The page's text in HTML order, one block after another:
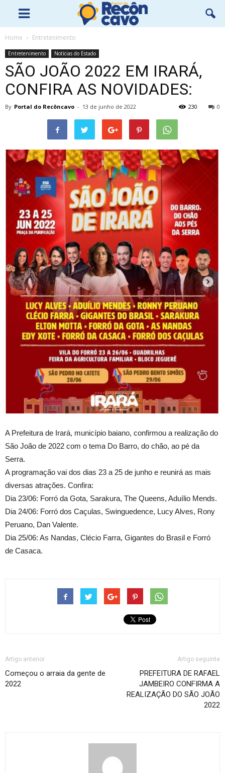
Home Entretenimento
Entretenimento Notícias do Estado
SÃO JOÃO 2022 EM IRARÁ,
CONFIRA AS NOVIDADES:
By Portal do Recôncavo - 13 de junho de 2022 0
230
A Prefeitura de Irará, município baiano, confirmou a realização do
São João de 2022 com o tema Do Barro, do chão, ao pé da
Serra.
A programação vai dos dias 23 a 25 de junho e reunirá as mais
diversas atrações. Confira:
Dia 23/06: Forró da Gota, Sarakura, The Queens, Aduílio Mends.
Dia 24/06: Forró dos Caçulas, Swinguedence, Lucy Alves, Rony
Peruano, Dan Valente.
Dia 25/06: As Nandas, Clécio Farra, Gigantes do Brasil e Forró
de Casaca.
Artigo anterior
Começou o arraia da gente de
2022
Artigo seguinte
PREFEITURA DE RAFAEL
JAMBEIRO CONFIRMA A
REALIZAÇÃO DO SÃO JOÃO
2022